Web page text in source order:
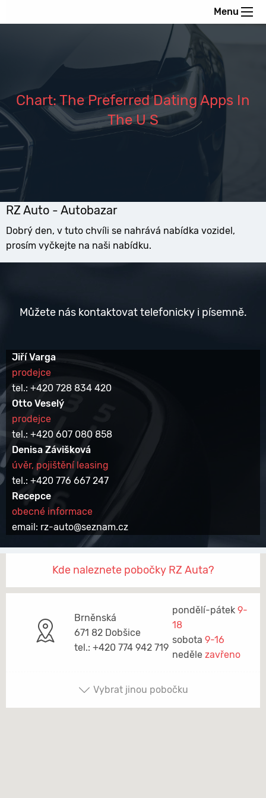
Menu
Chart: The Preferred Dating Apps In
The U S
RZ Auto - Autobazar
Dobrý den, v tuto chvíli se nahrává nabídka vozidel,
prosím vyčkejte na naši nabídku.
Můžete nás kontaktovat telefonicky i písemně.
Jiří Varga
prodejce
tel.: +420 728 834 420
Otto Veselý
prodejce
tel.: +420 607 080 858
Denisa Závišková
úvěr, pojištění leasing
tel.: +420 776 667 247
Recepce
obecné informace
email: rz-auto@seznam.cz
Kde naleznete pobočky RZ Auta?
Brněnská
671 82 Dobšice
tel.: +420 774 942 719
pondělí-pátek 9-
18
sobota 9-16
neděle zavřeno
Vybrat jinou pobočku